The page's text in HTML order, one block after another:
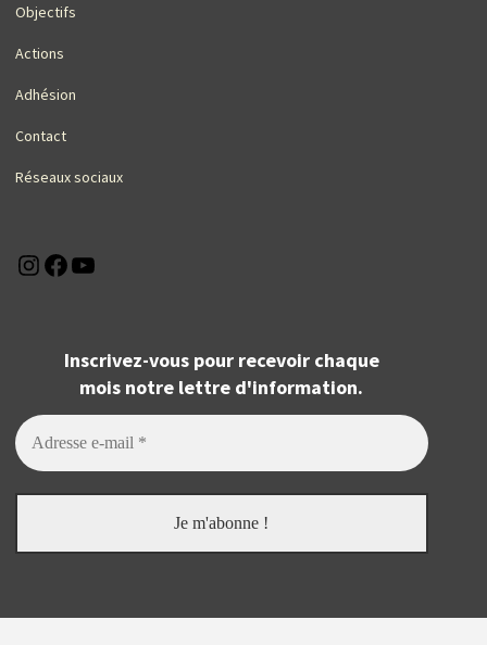
Objectifs
Actions
Adhésion
Contact
Réseaux sociaux
Instagram
Facebook
Inscrivez-vous pour recevoir chaque
mois notre lettre d'information.